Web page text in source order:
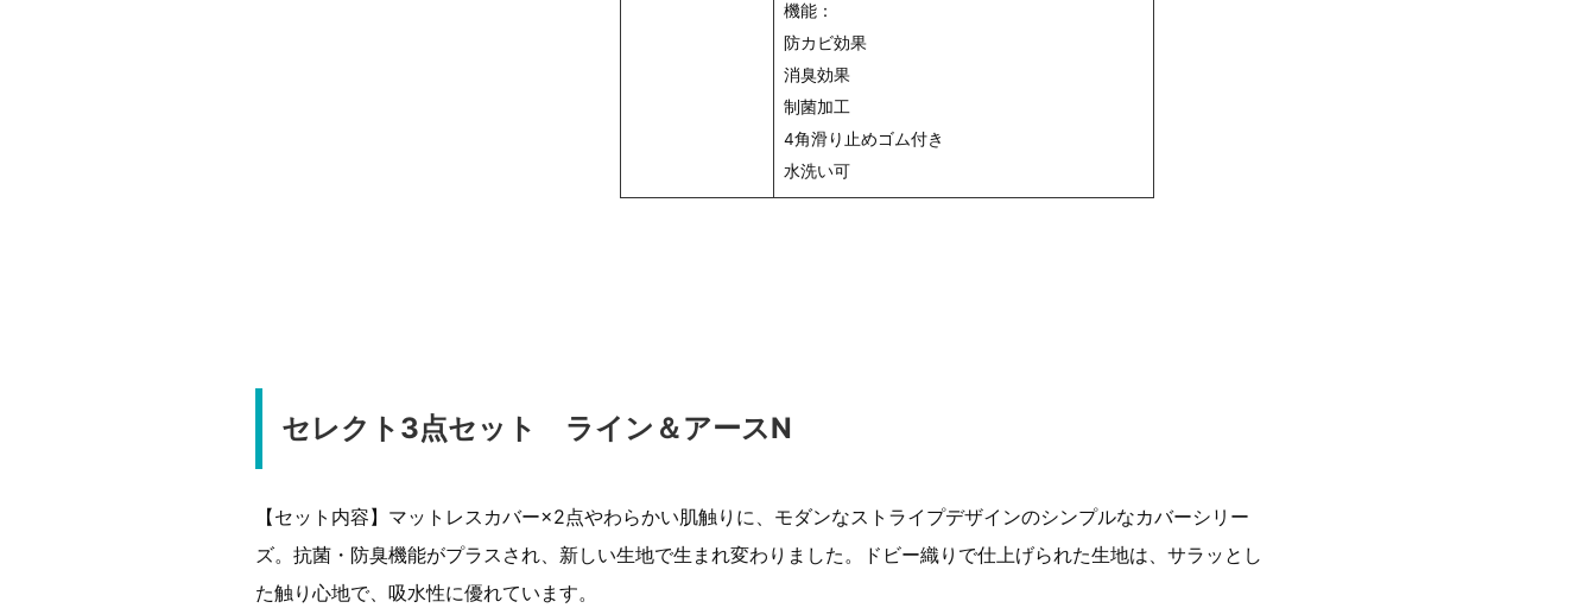
機能：
防カビ効果
消臭効果
制菌加工
4角滑り止めゴム付き
水洗い可
セレクト3点セット ライン＆アースN
【セット内容】マットレスカバー×2点やわらかい肌触りに、モダンなストライプデザインのシンプルなカバーシリー
ズ。抗菌・防臭機能がプラスされ、新しい生地で生まれ変わりました。ドビー織りで仕上げられた生地は、サラッとし
た触り心地で、吸水性に優れています。